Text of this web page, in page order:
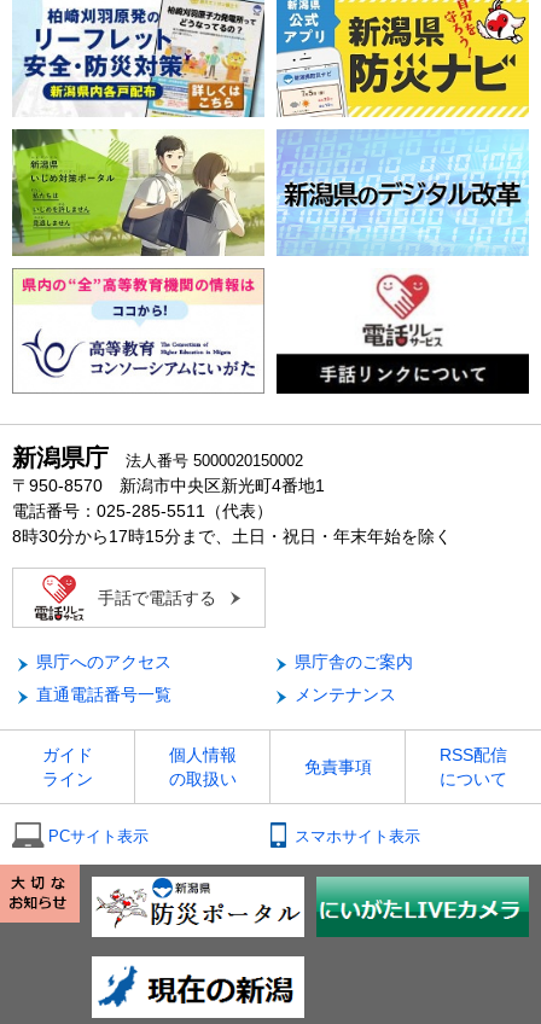
新潟県庁 法人番号 5000020150002
〒950-8570 新潟市中央区新光町4番地1
電話番号：025-285-5511（代表）
8時30分から17時15分まで、土日・祝日・年末年始を除く
手話で電話する
県庁へのアクセス
県庁舎のご案内
直通電話番号一覧
メンテナンス
ガイド
ライン
個人情報
の取扱い
免責事項
RSS配信
について
PCサイト表示 スマホサイト表示